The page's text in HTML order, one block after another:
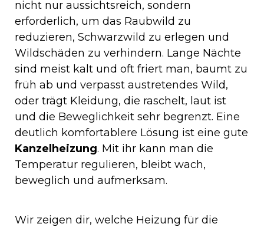
nicht nur aussichtsreich, sondern
erforderlich, um das Raubwild zu
reduzieren, Schwarzwild zu erlegen und
Wildschäden zu verhindern. Lange Nächte
sind meist kalt und oft friert man, baumt zu
früh ab und verpasst austretendes Wild,
oder trägt Kleidung, die raschelt, laut ist
und die Beweglichkeit sehr begrenzt. Eine
deutlich komfortablere Lösung ist eine gute
Kanzelheizung. Mit ihr kann man die
Temperatur regulieren, bleibt wach,
beweglich und aufmerksam.
Wir zeigen dir, welche Heizung für die